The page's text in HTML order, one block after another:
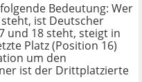
Bedeutung: Wer
ist Deutscher
und 18 steht, steigt in
Platz (Position 16)
um den
ist der Drittplatzierte